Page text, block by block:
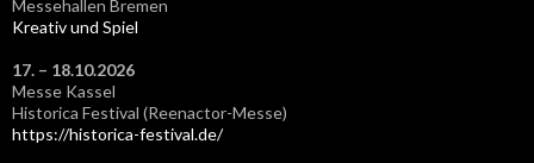
Messehallen Bremen
Kreativ und Spiel
17. – 18.10.2026
Messe Kassel
Historica Festival (Reenactor-Messe)
https://historica-festival.de/